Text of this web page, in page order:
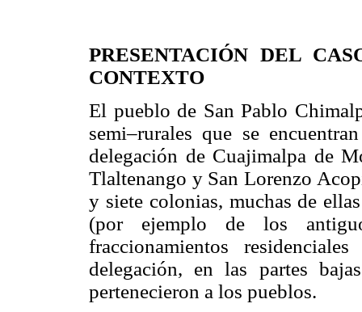
PRESENTACIÓN DEL
CONTEXTO
El pueblo de San Pablo
semi–rurales que se
delegación de Cuajimalpa de
Tlaltenango y San Lorenzo
y siete colonias, muchas de
(por ejemplo de los
fraccionamientos
delegación, en las partes
pertenecieron a los pueblos.